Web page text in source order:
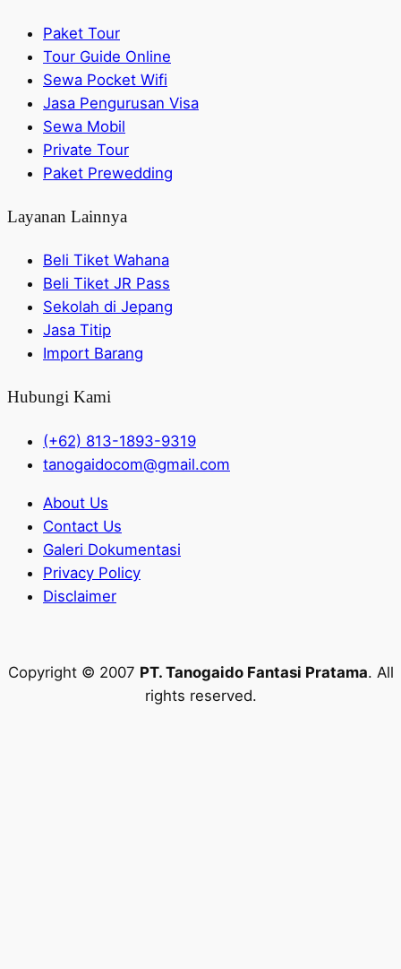
Paket Tour
Tour Guide Online
Sewa Pocket Wifi
Jasa Pengurusan Visa
Sewa Mobil
Private Tour
Paket Prewedding
Layanan Lainnya
Beli Tiket Wahana
Beli Tiket JR Pass
Sekolah di Jepang
Jasa Titip
Import Barang
Hubungi Kami
(+62) 813-1893-9319
tanogaidocom@gmail.com
About Us
Contact Us
Galeri Dokumentasi
Privacy Policy
Disclaimer
Copyright © 2007 PT. Tanogaido Fantasi Pratama. All
rights reserved.